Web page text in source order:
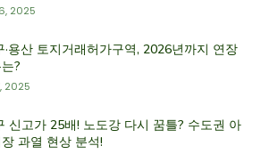
2025
·용산 토지거래허가구역, 2026년까지 연장
?
2025
신고가 25배! 노도강 다시 꿈틀? 수도권 아
과열 현상 분석!